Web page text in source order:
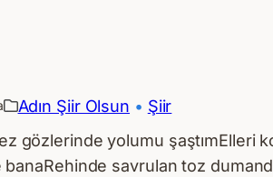
Adın Şiir Olsun • Şiir
gözlerinde yolumu şaştımElleri
savrulan toz